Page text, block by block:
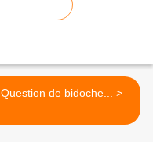
Question de bidoche... >